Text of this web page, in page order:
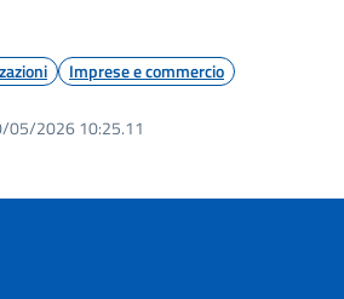
Imprese e commercio
05/2026 10:25.11